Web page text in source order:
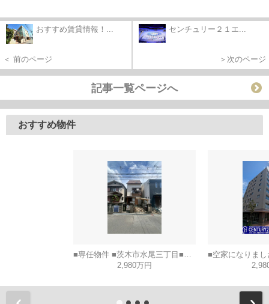
おすすめ賃貸情報！...
＜ 前のページ
センチュリー２１エ...
＞次のページ
記事一覧ページへ
おすすめ物件
2,980万円